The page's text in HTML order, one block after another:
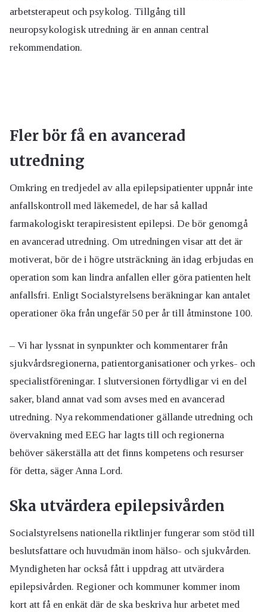
arbetsterapeut och psykolog. Tillgång till
neuropsykologisk utredning är en annan central
rekommendation.
Fler bör få en avancerad
utredning
Omkring en tredjedel av alla epilepsipatienter uppnår inte
anfallskontroll med läkemedel, de har så kallad
farmakologiskt terapiresistent epilepsi. De bör genomgå
en avancerad utredning. Om utredningen visar att det är
motiverat, bör de i högre utsträckning än idag erbjudas en
operation som kan lindra anfallen eller göra patienten helt
anfallsfri. Enligt Socialstyrelsens beräkningar kan antalet
operationer öka från ungefär 50 per år till åtminstone 100.
– Vi har lyssnat in synpunkter och kommentarer från
sjukvårdsregionerna, patientorganisationer och yrkes- och
specialistföreningar. I slutversionen förtydligar vi en del
saker, bland annat vad som avses med en avancerad
utredning. Nya rekommendationer gällande utredning och
övervakning med EEG har lagts till och regionerna
behöver säkerställa att det finns kompetens och resurser
för detta, säger Anna Lord.
Ska utvärdera epilepsivården
Socialstyrelsens nationella riktlinjer fungerar som stöd till
beslutsfattare och huvudmän inom hälso- och sjukvården.
Myndigheten har också fått i uppdrag att utvärdera
epilepsivården. Regioner och kommuner kommer inom
kort att få en enkät där de ska beskriva hur arbetet med